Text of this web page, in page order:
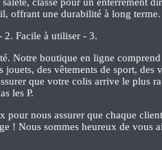
offrant une durabilité à long
2. Facile à utiliser - 3.
Notre boutique en ligne
des vêtements de sport, des
que votre colis arrive le plus
les P.
nous assurer que chaque
! Nous sommes heureux de vous